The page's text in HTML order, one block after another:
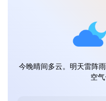
今晚晴间多云。明天雷阵
空气